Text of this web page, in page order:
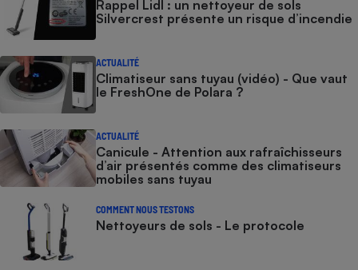
Rappel Lidl : un nettoyeur de sols
Silvercrest présente un risque d’incendie
ACTUALITÉ
Climatiseur sans tuyau (vidéo) - Que vaut
le FreshOne de Polara ?
ACTUALITÉ
Canicule - Attention aux rafraîchisseurs
d’air présentés comme des climatiseurs
mobiles sans tuyau
COMMENT NOUS TESTONS
Nettoyeurs de sols - Le protocole